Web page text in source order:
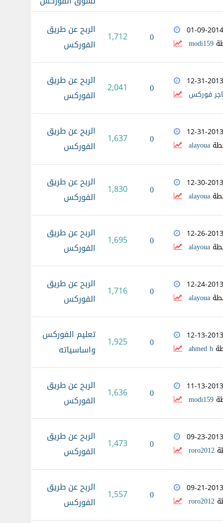
01-09-2014
modi159
0
1,712
الربح عن طريق
الفوركس
12-31-2013
فوركس
0
2,041
الربح عن طريق
الفوركس
12-31-2013
alayoua
0
1,637
الربح عن طريق
الفوركس
12-30-2013
alayoua
0
1,830
الربح عن طريق
الفوركس
12-26-2013
alayoua
0
1,695
الربح عن طريق
الفوركس
12-24-2013
alayoua
0
1,716
الربح عن طريق
الفوركس
12-13-2013
ahmed h
0
1,925
تعليم الفوركس
واساسياته
11-13-2013
modi159
0
1,636
الربح عن طريق
الفوركس
09-23-2013
roro2012
0
1,473
الربح عن طريق
الفوركس
09-21-2013
roro2012
0
1,557
الربح عن طريق
الفوركس